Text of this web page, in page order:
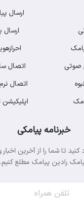
صوتی
ارسال
ارسال
اتصال
اتصال نرم
خبرنامه پیامکی
کنید تا شما را از آخرین
رادین پیامک مطلع کنیم.